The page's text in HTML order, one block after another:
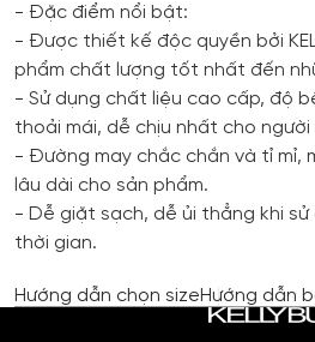
- Đặc điểm nổi bật:
- Được thiết kế độc quyền bởi
phẩm chất lượng tốt nhất đến
- Sử dụng chất liệu cao cấp, độ
thoải mái, dễ chịu nhất cho người
- Đường may chắc chắn và tỉ mỉ,
lâu dài cho sản phẩm.
- Dễ giặt sạch, dễ ủi thẳng khi
thời gian.
Hướng dẫn chọn sizeHướng dẫn